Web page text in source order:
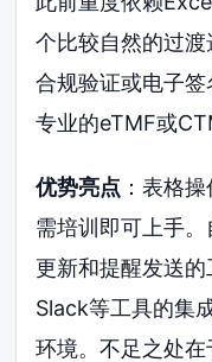
个比较自然的过
合规验证或电子
专业的eTMF或
优势亮点 ：表格
需培训即可上手
更新和提醒发送
Slack等工具的集
环境。不足之处